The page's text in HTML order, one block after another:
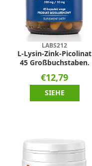
LABS212
L-Lysin-Zink-Picolinat
45 Großbuchstaben.
€12,79
SIEHE